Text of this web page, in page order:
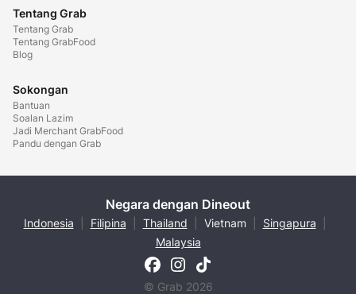
Tentang Grab
Tentang Grab
Tentang GrabFood
Blog
Sokongan
Bantuan
Soalan Lazim
Jadi Merchant GrabFood
Pandu dengan Grab
Negara dengan Dineout
Indonesia Filipina Thailand Vietnam Singapura
Malaysia
© Grab 2026